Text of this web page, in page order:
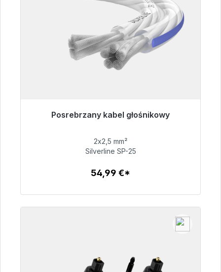
Posrebrzany kabel głośnikowy
Gotowy do natychmiastowej wysyłki, czas
54,99 €
2x2,5 mm²
Silverline SP-25
54,99 €*